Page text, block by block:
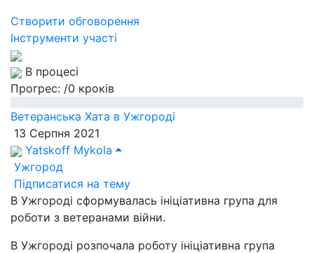
Створити обговорення
Інструменти участі
В процесі
Прогрес: /0 кроків
Ветеранська Хата в Ужгороді
13 Серпня 2021
Yatskoff Mykola
Ужгород
Підписатися на тему
В Ужгороді сформувалась ініціативна група для
роботи з ветеранами війни.
В Ужгороді розпочала роботу ініціативна група